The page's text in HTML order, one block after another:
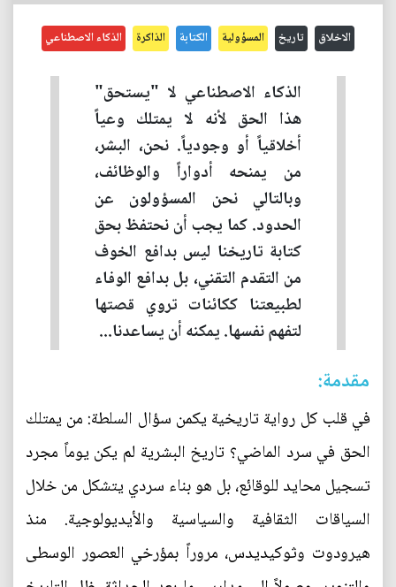
الاخلاق تاريخ المسؤولية الكتابة الذاكرة الذكاء الاصطناعي
الذكاء الاصطناعي لا "يستحق"
هذا الحق لأنه لا يمتلك وعياً
أخلاقياً أو وجودياً. نحن، البشر،
من يمنحه أدواراً والوظائف،
وبالتالي نحن المسؤولون عن
الحدود. كما يجب أن نحتفظ بحق
كتابة تاريخنا ليس بدافع الخوف
من التقدم التقني، بل بدافع الوفاء
لطبيعتنا ككائنات تروي قصتها
لتفهم نفسها. يمكنه أن يساعدنا...
مقدمة:
في قلب كل رواية تاريخية يكمن سؤال السلطة: من يمتلك
الحق في سرد الماضي؟ تاريخ البشرية لم يكن يوماً مجرد
تسجيل محايد للوقائع، بل هو بناء سردي يتشكل من خلال
السياقات الثقافية والسياسية والأيديولوجية. منذ
هيرودوت وثوكيديدس، مروراً بمؤرخي العصور الوسطى